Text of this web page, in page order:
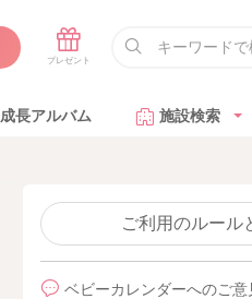
成長アルバム 施設検索
ご利用のルール
ベビーカレンダーへのご意